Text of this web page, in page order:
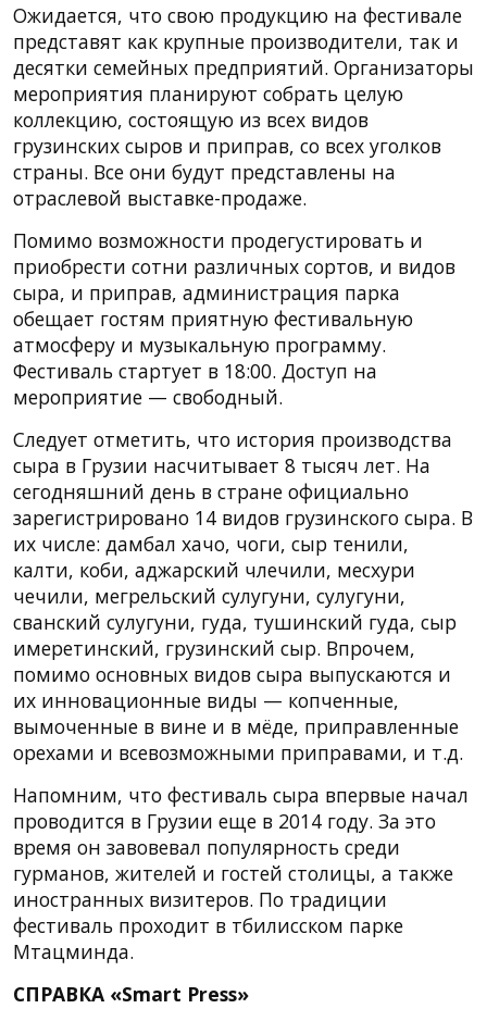
Ожидается, что свою продукцию на фестивале
представят как крупные производители, так и
десятки семейных предприятий. Организаторы
мероприятия планируют собрать целую
коллекцию, состоящую из всех видов
грузинских сыров и приправ, со всех уголков
страны. Все они будут представлены на
отраслевой выставке-продаже.
Помимо возможности продегустировать и
приобрести сотни различных сортов, и видов
сыра, и приправ, администрация парка
обещает гостям приятную фестивальную
атмосферу и музыкальную программу.
Фестиваль стартует в 18:00. Доступ на
мероприятие — свободный.
Следует отметить, что история производства
сыра в Грузии насчитывает 8 тысяч лет. На
сегодняшний день в стране официально
зарегистрировано 14 видов грузинского сыра. В
их числе: дамбал хачо, чоги, сыр тенили,
калти, коби, аджарский члечили, месхури
чечили, мегрельский сулугуни, сулугуни,
сванский сулугуни, гуда, тушинский гуда, сыр
имеретинский, грузинский сыр. Впрочем,
помимо основных видов сыра выпускаются и
их инновационные виды — копченные,
вымоченные в вине и в мёде, приправленные
орехами и всевозможными приправами, и т.д.
Напомним, что фестиваль сыра впервые начал
проводится в Грузии еще в 2014 году. За это
время он завовевал популярность среди
гурманов, жителей и гостей столицы, а также
иностранных визитеров. По традиции
фестиваль проходит в тбилисском парке
Мтацминда.
СПРАВКА «Smart Press»